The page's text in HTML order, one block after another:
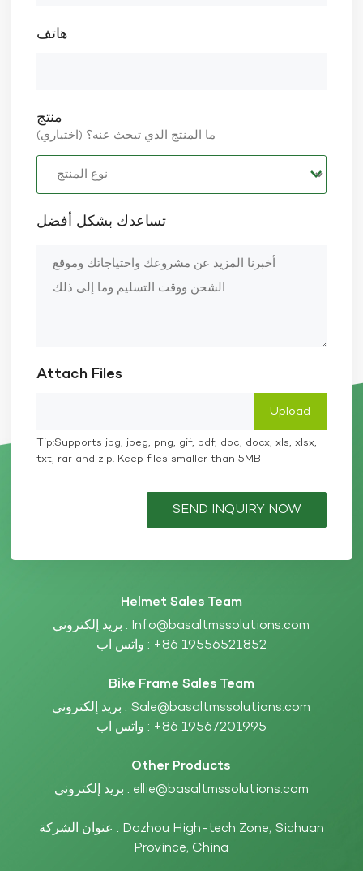
هاتف
منتج
ما المنتج الذي تبحث عنه؟ (اختياري)
تساعدك بشكل أفضل
Attach Files
Tip:Supports jpg, jpeg, png, gif, pdf, doc, docx, xls, xlsx,
txt, rar and zip. Keep files smaller than 5MB
SEND INQUIRY NOW
Helmet Sales Team
بريد إلكتروني : Info@basaltmssolutions.com
واتس اب : +86 19556521852
Bike Frame Sales Team
بريد إلكتروني : Sale@basaltmssolutions.com
واتس اب : +86 19567201995
Other Products
بريد إلكتروني : ellie@basaltmssolutions.com
عنوان الشركة : Dazhou High-tech Zone, Sichuan
Province, China